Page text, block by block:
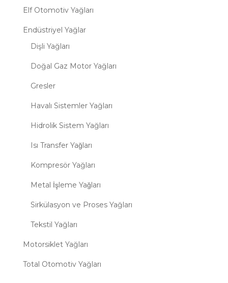
Elf Otomotiv Yağları
Endüstriyel Yağlar
Dişli Yağları
Doğal Gaz Motor Yağları
Gresler
Havalı Sistemler Yağları
Hidrolik Sistem Yağları
Isı Transfer Yağları
Kompresör Yağları
Metal İşleme Yağları
Sirkülasyon ve Proses Yağları
Tekstil Yağları
Motorsiklet Yağları
Total Otomotiv Yağları